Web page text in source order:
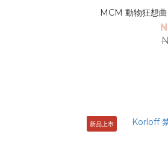
MCM 動物狂想
新品上市